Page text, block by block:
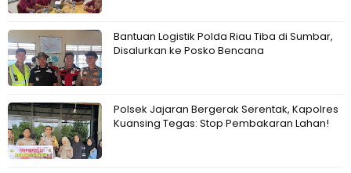
Bantuan Logistik Polda Riau Tiba di Sumbar,
Disalurkan ke Posko Bencana
Polsek Jajaran Bergerak Serentak, Kapolres
Kuansing Tegas: Stop Pembakaran Lahan!